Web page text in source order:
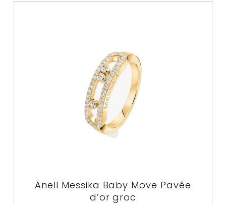
Anell Messika Baby Move Pavée
d’or groc